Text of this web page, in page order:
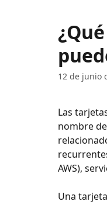
12 de junio
Las
nombre
AWS),
Una